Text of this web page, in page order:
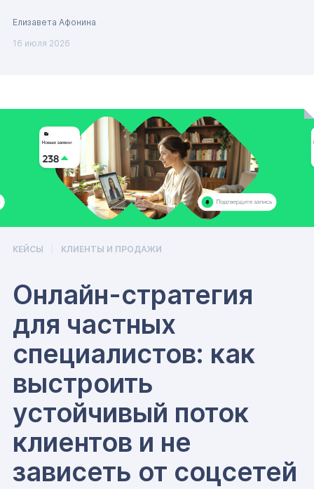
Елизавета Афонина
16 июля 2026
КЕЙСЫ КЛИЕНТЫ И ПРОДАЖИ
Онлайн-стратегия
для частных
специалистов: как
выстроить
устойчивый поток
клиентов и не
зависеть от соцсетей